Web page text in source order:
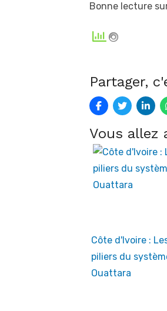
Bonne lecture
Partager,
Vous allez
Côte d'Ivoire :
piliers du
Ouattara